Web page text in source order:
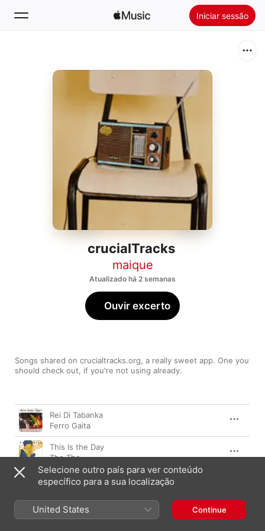
Iniciar sessão
Novidades
Instale a Apple Music
crucialTracks
maique
Atualizado há 2 semanas
Songs shared on crucialtracks.org, a really sweet app. One you
should check out, if you're not using already.
Ouvir excerto
Música Duração
Rei Di Tabanka
Ferro Gaita
This Is the Day
The The
Oh! My Mama
Alela Diane
Brighter Day
Noel McKoy
Selecione outro país para ver conteúdo
específico para a sua localização
United States Continue